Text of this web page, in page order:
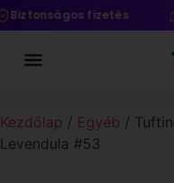
fizetés
Kezdőlap / Egyéb /
Levendula #53